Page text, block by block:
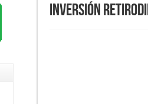
Inversión